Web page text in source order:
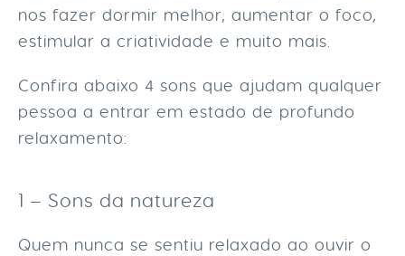
nos fazer dormir melhor, aumentar o foco,
estimular a criatividade e muito mais.
Confira abaixo 4 sons que ajudam qualquer
pessoa a entrar em estado de profundo
relaxamento:
1 – Sons da natureza
Quem nunca se sentiu relaxado ao ouvir o